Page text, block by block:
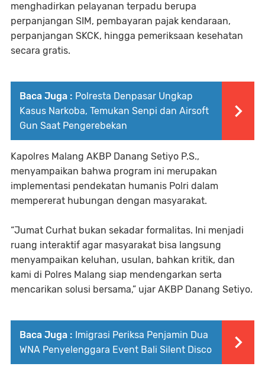
menghadirkan pelayanan terpadu berupa
perpanjangan SIM, pembayaran pajak kendaraan,
perpanjangan SKCK, hingga pemeriksaan kesehatan
secara gratis.
Baca Juga : Polresta Denpasar Ungkap
Kasus Narkoba, Temukan Senpi dan Airsoft
Gun Saat Pengerebekan
Kapolres Malang AKBP Danang Setiyo P.S.,
menyampaikan bahwa program ini merupakan
implementasi pendekatan humanis Polri dalam
mempererat hubungan dengan masyarakat.
“Jumat Curhat bukan sekadar formalitas. Ini menjadi
ruang interaktif agar masyarakat bisa langsung
menyampaikan keluhan, usulan, bahkan kritik, dan
kami di Polres Malang siap mendengarkan serta
mencarikan solusi bersama,” ujar AKBP Danang Setiyo.
Baca Juga : Imigrasi Periksa Penjamin Dua
WNA Penyelenggara Event Bali Silent Disco